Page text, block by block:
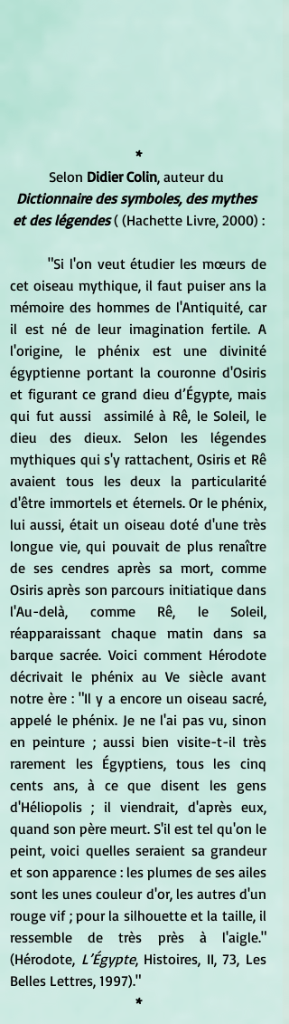
*
Selon Didier Colin, auteur du
Dictionnaire des symboles, des mythes
et des légendes ( (Hachette Livre, 2000) :
cet oiseau mythique, il faut puiser ans la
mémoire des hommes de l'Antiquité, car
il est né de leur imagination fertile. A
l'origine, le phénix est une divinité
égyptienne portant la couronne d'Osiris
et figurant ce grand dieu d’Égypte, mais
qui fut aussi  assimilé à Rê, le Soleil, le
dieu des dieux. Selon les légendes
mythiques qui s'y rattachent, Osiris et Rê
avaient tous les deux la particularité
d'être immortels et éternels. Or le phénix,
lui aussi, était un oiseau doté d'une très
longue vie, qui pouvait de plus renaître
de ses cendres après sa mort, comme
Osiris après son parcours initiatique dans
l'Au-delà, comme Rê, le Soleil,
réapparaissant chaque matin dans sa
barque sacrée. Voici comment Hérodote
décrivait le phénix au Ve siècle avant
notre ère : "Il y a encore un oiseau sacré,
appelé le phénix. Je ne l'ai pas vu, sinon
en peinture ; aussi bien visite-t-il très
rarement les Égyptiens, tous les cinq
cents ans, à ce que disent les gens
d'Héliopolis ; il viendrait, d'après eux,
quand son père meurt. S'il est tel qu'on le
peint, voici quelles seraient sa grandeur
et son apparence : les plumes de ses ailes
sont les unes couleur d'or, les autres d'un
rouge vif ; pour la silhouette et la taille, il
ressemble de très près à l'aigle."
(Hérodote, L’Égypte, Histoires, II, 73, Les
Belles Lettres, 1997)."
*